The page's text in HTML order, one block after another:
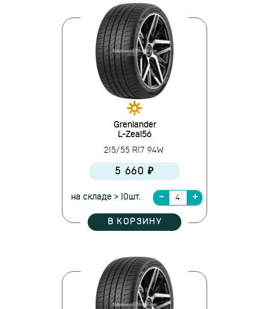
Grenlander
L-Zeal56
215/55 R17 94W
5 660 ₽
на складе > 10шт.
В КОРЗИНУ